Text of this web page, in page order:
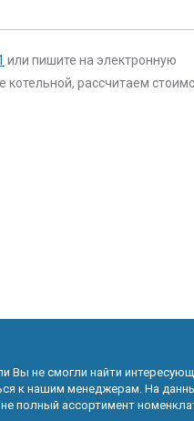
или пишите на электронную
рассчитаем
Вы не смогли найти
к нашим менеджерам. На
полный ассортимент